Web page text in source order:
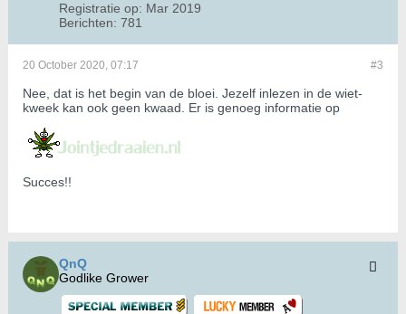
Registratie op: Mar 2019
Berichten: 781
#3
20 October 2020, 07:17
Nee, dat is het begin van de bloei. Jezelf inlezen in de wiet-
kweek kan ook geen kwaad. Er is genoeg informatie op
Succes!!
QnQ
Godlike Grower